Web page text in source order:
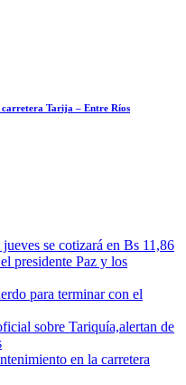
Tarija – Entre Ríos
se cotizará en Bs 11,86
presidente Paz y los
para terminar con el
sobre Tariquía,alertan de
en la carretera